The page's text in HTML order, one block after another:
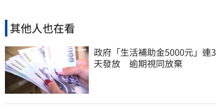
其他人也在看
政府「生活補助金5000元」連3
天發放 逾期視同放棄